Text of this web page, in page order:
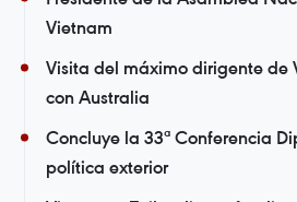
Vietnam
Visita del máximo dirigente de
con Australia
Concluye la 33ª Conferencia
política exterior